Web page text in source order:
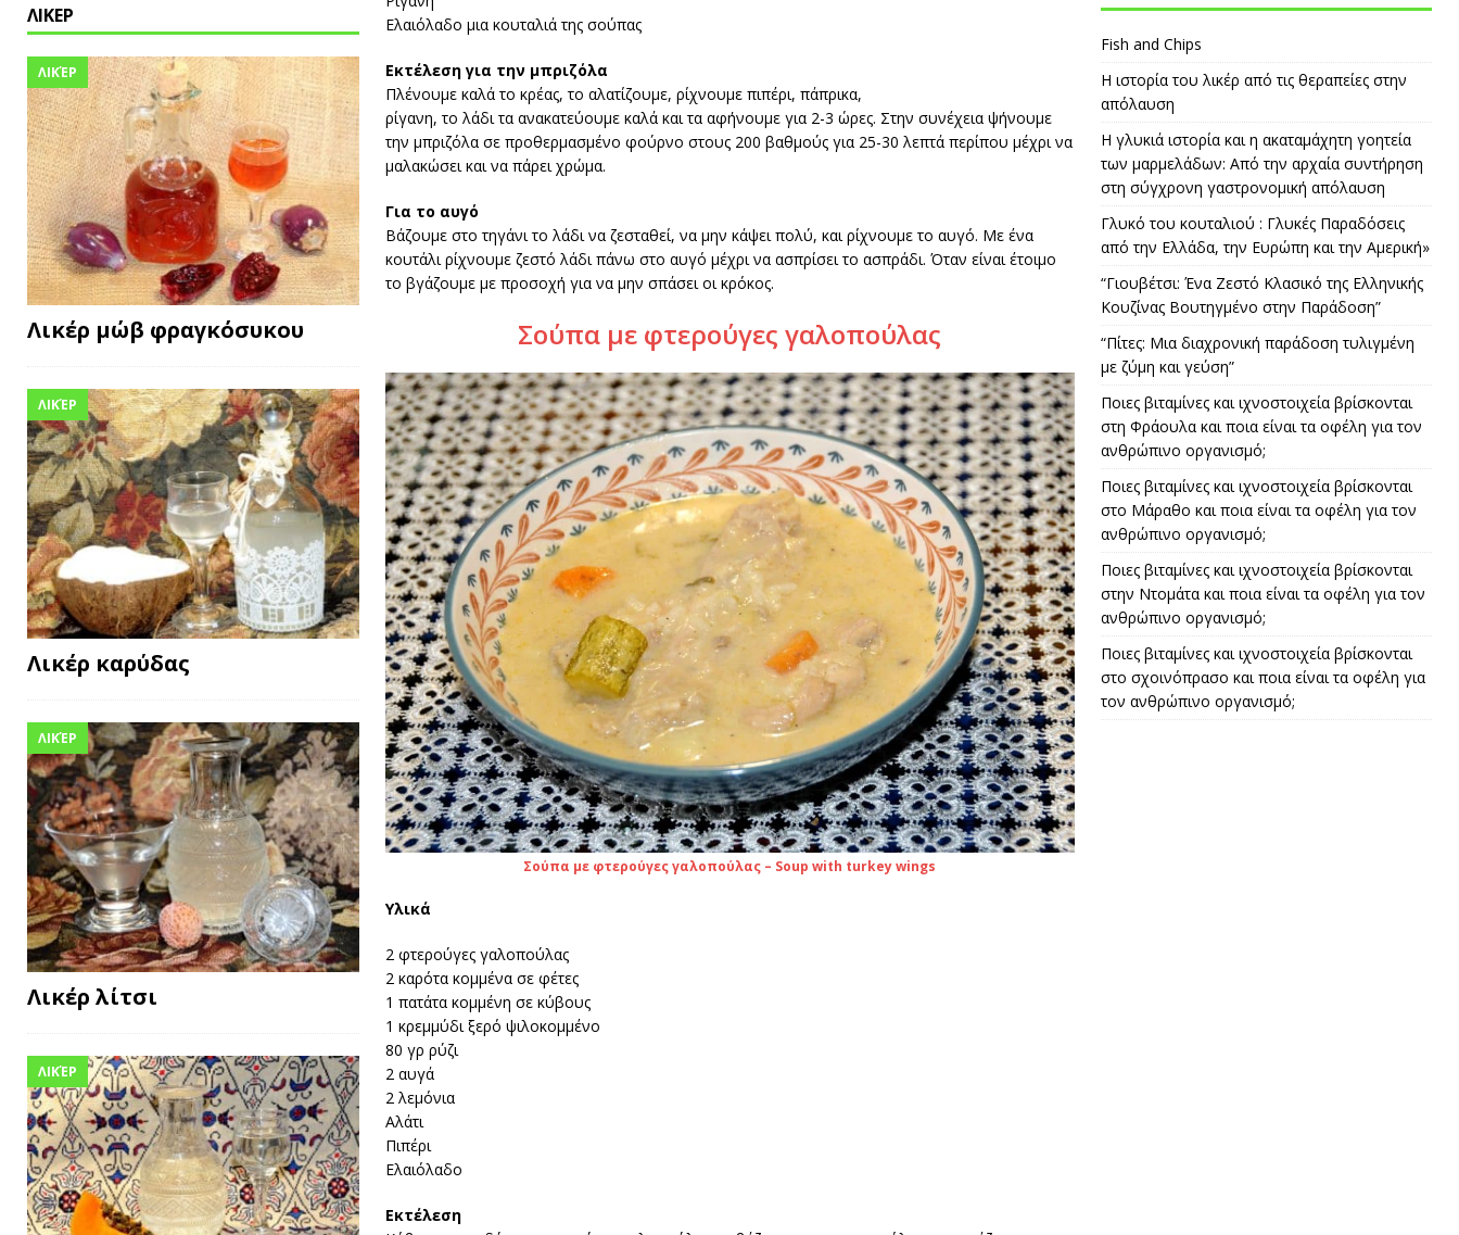
Ελαιόλαδο μια κουταλιά της σούπας
Εκτέλεση για την μπριζόλα
Πλένουμε καλά το κρέας, το αλατίζουμε, ρίχνουμε πιπέρι, πάπρικα,
ρίγανη, το λάδι τα ανακατεύουμε καλά και τα αφήνουμε για 2-3 ώρες. Στην συνέχεια ψήνουμε
την μπριζόλα σε προθερμασμένο φούρνο στους 200 βαθμούς για 25-30 λεπτά περίπου μέχρι να
μαλακώσει και να πάρει χρώμα.
Για το αυγό
Βάζουμε στο τηγάνι το λάδι να ζεσταθεί, να μην κάψει πολύ, και ρίχνουμε το αυγό. Με ένα
κουτάλι ρίχνουμε ζεστό λάδι πάνω στο αυγό μέχρι να ασπρίσει το ασπράδι. Όταν είναι έτοιμο
το βγάζουμε με προσοχή για να μην σπάσει οι κρόκος.
Σούπα με φτερούγες γαλοπούλας
Σούπα με φτερούγες γαλοπούλας – Soup with turkey wings
Υλικά
2 φτερούγες γαλοπούλας
2 καρότα κομμένα σε φέτες
1 πατάτα κομμένη σε κύβους
1 κρεμμύδι ξερό ψιλοκομμένο
80 γρ ρύζι
2 αυγά
2 λεμόνια
Αλάτι
Πιπέρι
Ελαιόλαδο
Εκτέλεση
ΛΙΚΕΡ
ΛΙΚΈΡ
Λικέρ μώβ φραγκόσυκου
ΛΙΚΈΡ
Λικέρ καρύδας
ΛΙΚΈΡ
Λικέρ λίτσι
ΛΙΚΈΡ
Fish and Chips
Η ιστορία του λικέρ από τις θεραπείες στην
απόλαυση
Η γλυκιά ιστορία και η ακαταμάχητη γοητεία
των μαρμελάδων: Από την αρχαία συντήρηση
στη σύγχρονη γαστρονομική απόλαυση
Γλυκό του κουταλιού : Γλυκές Παραδόσεις
από την Ελλάδα, την Ευρώπη και την Αμερική»
“Γιουβέτσι: Ένα Ζεστό Κλασικό της Ελληνικής
Κουζίνας Βουτηγμένο στην Παράδοση”
“Πίτες: Μια διαχρονική παράδοση τυλιγμένη
με ζύμη και γεύση”
Ποιες βιταμίνες και ιχνοστοιχεία βρίσκονται
στη Φράουλα και ποια είναι τα οφέλη για τον
ανθρώπινο οργανισμό;
Ποιες βιταμίνες και ιχνοστοιχεία βρίσκονται
στο Μάραθο και ποια είναι τα οφέλη για τον
ανθρώπινο οργανισμό;
Ποιες βιταμίνες και ιχνοστοιχεία βρίσκονται
στην Ντομάτα και ποια είναι τα οφέλη για τον
ανθρώπινο οργανισμό;
Ποιες βιταμίνες και ιχνοστοιχεία βρίσκονται
στο σχοινόπρασο και ποια είναι τα οφέλη για
τον ανθρώπινο οργανισμό;